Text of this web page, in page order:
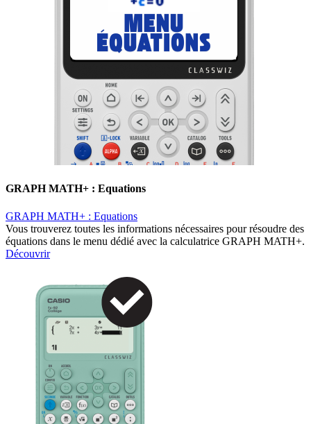
GRAPH MATH+ : Equations
GRAPH MATH+ : Equations
Vous trouverez toutes les informations nécessaires pour résoudre des
équations dans le menu dédié avec la calculatrice GRAPH MATH+.
Découvrir